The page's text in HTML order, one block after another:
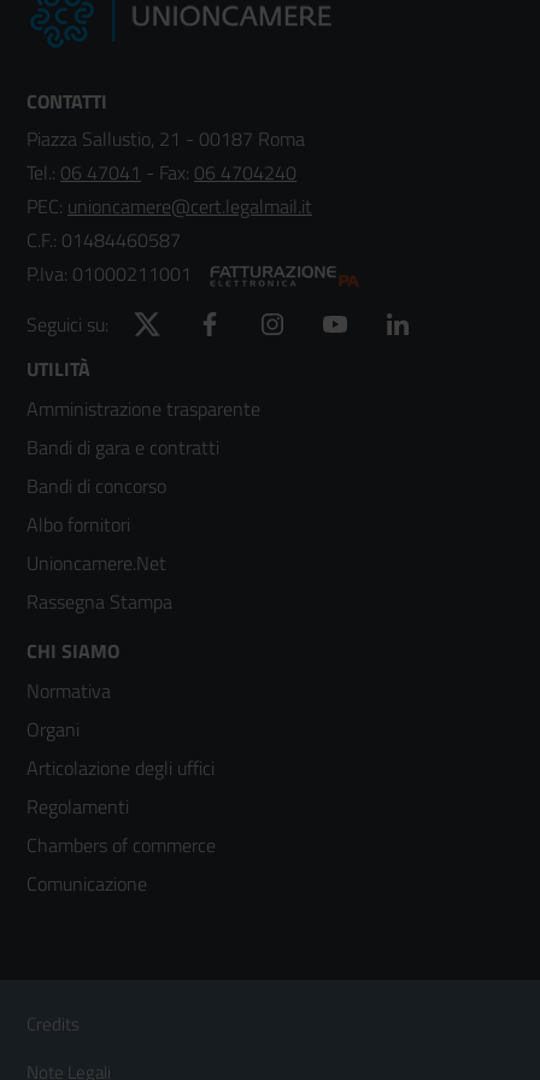
CONTATTI
Piazza Sallustio, 21 - 00187 Roma
Tel.: 06 47041 - Fax: 06 4704240
PEC: unioncamere@cert.legalmail.it
C.F.: 01484460587
P.Iva: 01000211001
Seguici su:
Twitter Facebook Instagram YouTube
Footer
menù
colonna
2
UTILITÀ
Amministrazione trasparente
Bandi di gara e contratti
Bandi di concorso
Albo fornitori
Unioncamere.Net
Rassegna Stampa
Footer
menù
colonna
3
CHI SIAMO
Normativa
Organi
Articolazione degli uffici
Regolamenti
Chambers of commerce
Comunicazione
Footer
Menù
Credits
Note Legali